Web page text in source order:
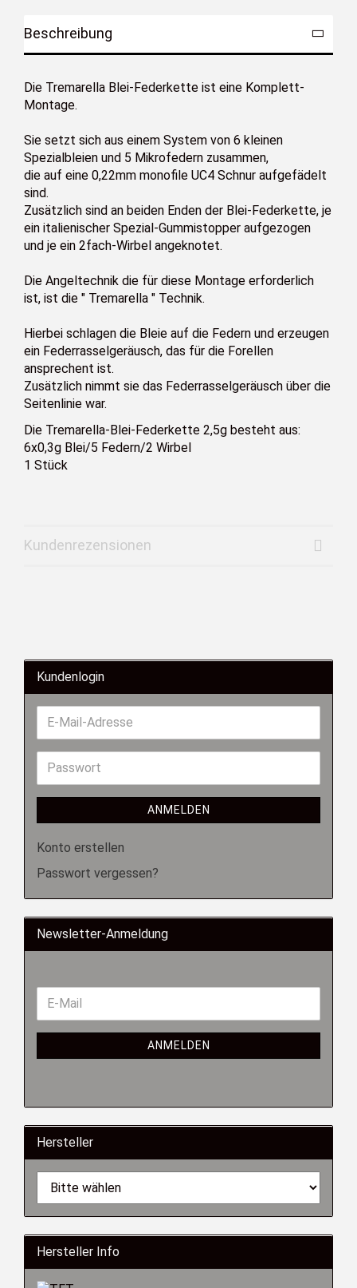
Beschreibung
Die Tremarella Blei-Federkette ist eine Komplett-
Montage.
Sie setzt sich aus einem System von 6 kleinen
Spezialbleien und 5 Mikrofedern zusammen,
die auf eine 0,22mm monofile UC4 Schnur aufgefädelt
sind.
Zusätzlich sind an beiden Enden der Blei-Federkette, je
ein italienischer Spezial-Gummistopper aufgezogen
und je ein 2fach-Wirbel angeknotet.
Die Angeltechnik die für diese Montage erforderlich
ist, ist die " Tremarella " Technik.
Hierbei schlagen die Bleie auf die Federn und erzeugen
ein Federrasselgeräusch, das für die Forellen
ansprechent ist.
Zusätzlich nimmt sie das Federrasselgeräusch über die
Seitenlinie war.
Die Tremarella-Blei-Federkette 2,5g besteht aus:
6x0,3g Blei/5 Federn/2 Wirbel
1 Stück
Kundenrezensionen
Kundenlogin
ANMELDEN
Konto erstellen
Passwort vergessen?
Newsletter-Anmeldung
ANMELDEN
Hersteller
Hersteller Info